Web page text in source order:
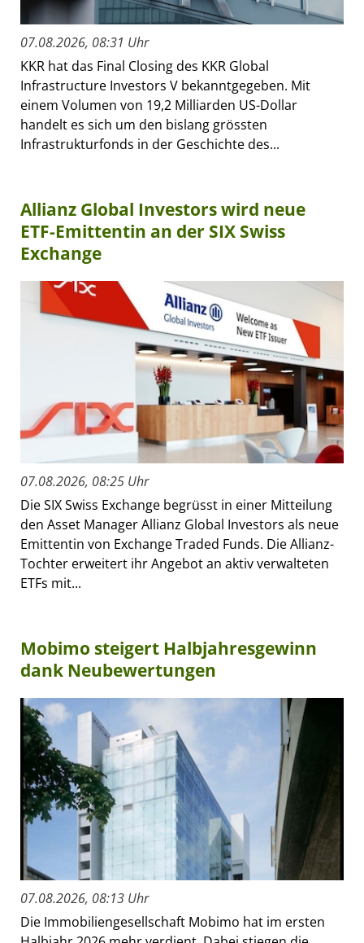
07.08.2026, 08:31 Uhr
KKR hat das Final Closing des KKR Global
Infrastructure Investors V bekanntgegeben. Mit
einem Volumen von 19,2 Milliarden US-Dollar
handelt es sich um den bislang grössten
Infrastrukturfonds in der Geschichte des...
Allianz Global Investors wird neue
ETF-Emittentin an der SIX Swiss
Exchange
07.08.2026, 08:25 Uhr
Die SIX Swiss Exchange begrüsst in einer Mitteilung
den Asset Manager Allianz Global Investors als neue
Emittentin von Exchange Traded Funds. Die Allianz-
Tochter erweitert ihr Angebot an aktiv verwalteten
ETFs mit...
Mobimo steigert Halbjahresgewinn
dank Neubewertungen
07.08.2026, 08:13 Uhr
Die Immobiliengesellschaft Mobimo hat im ersten